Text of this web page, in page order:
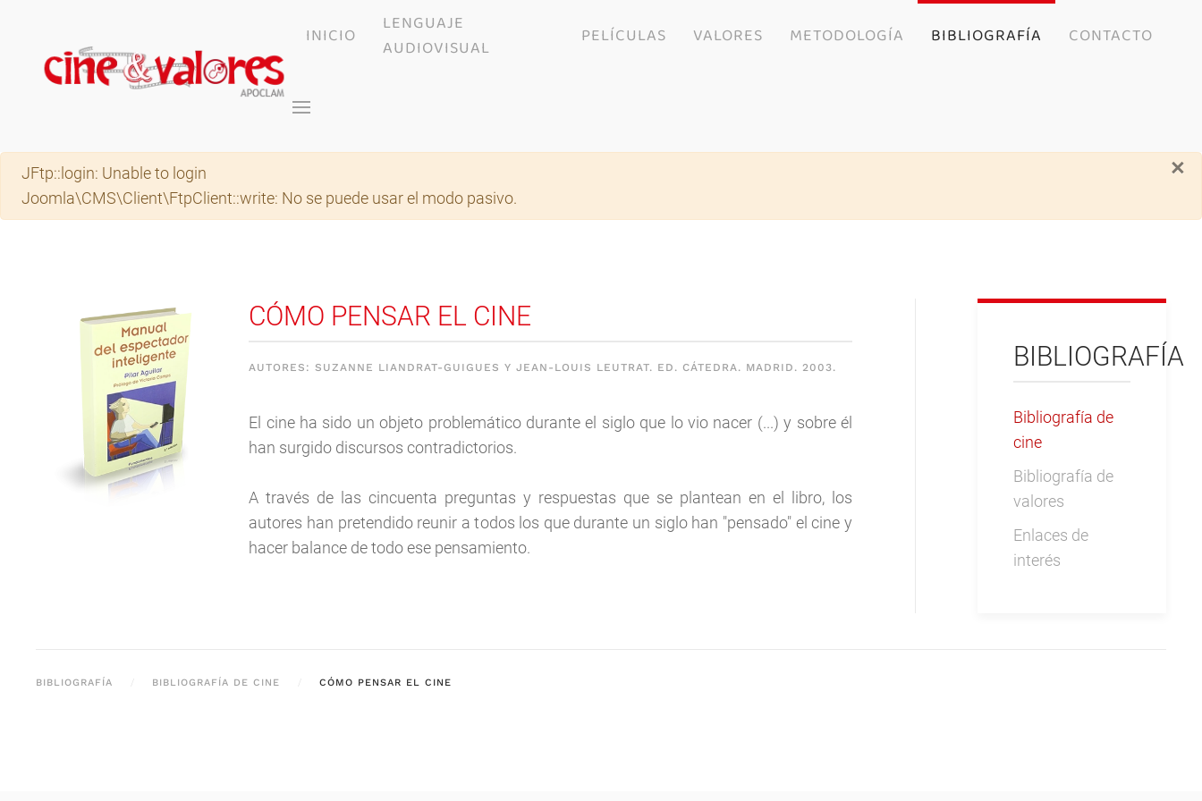
Skip to main content INICIO
LENGUAJE
AUDIOVISUAL
PELÍCULAS VALORES METODOLOGÍA BIBLIOGRAFÍA CONTACTO
×
Advertencia
JFtp::login: Unable to login
Joomla\CMS\Client\FtpClient::write: No se puede usar el modo pasivo.
CÓMO PENSAR EL CINE
AUTORES: SUZANNE LIANDRAT-GUIGUES Y JEAN-LOUIS LEUTRAT. ED. CÁTEDRA. MADRID. 2003.
El cine ha sido un objeto problemático durante el siglo que lo vio nacer (...) y sobre él
han surgido discursos contradictorios.
A través de las cincuenta preguntas y respuestas que se plantean en el libro, los
autores han pretendido reunir a todos los que durante un siglo han "pensado" el cine y
hacer balance de todo ese pensamiento.
BIBLIOGRAFÍA
Bibliografía de
cine
Bibliografía de
valores
Enlaces de
interés
BIBLIOGRAFÍA BIBLIOGRAFÍA DE CINE CÓMO PENSAR EL CINE